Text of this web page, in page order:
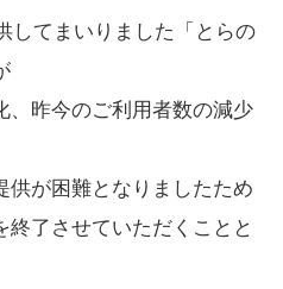
してまいりました「とらの
、昨今のご利用者数の減少
供が困難となりましたため
了させていただくことと